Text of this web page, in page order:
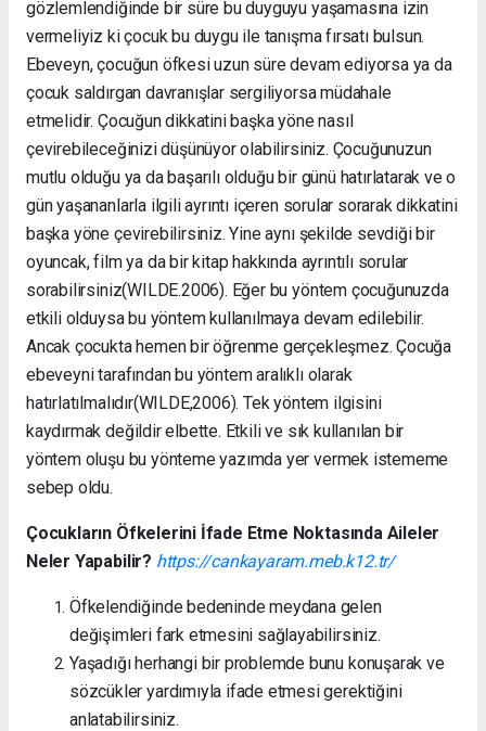
gözlemlendiğinde bir süre bu duyguyu yaşamasına izin
vermeliyiz ki çocuk bu duygu ile tanışma fırsatı bulsun.
Ebeveyn, çocuğun öfkesi uzun süre devam ediyorsa ya da
çocuk saldırgan davranışlar sergiliyorsa müdahale
etmelidir. Çocuğun dikkatini başka yöne nasıl
çevirebileceğinizi düşünüyor olabilirsiniz. Çocuğunuzun
mutlu olduğu ya da başarılı olduğu bir günü hatırlatarak ve o
gün yaşananlarla ilgili ayrıntı içeren sorular sorarak dikkatini
başka yöne çevirebilirsiniz. Yine aynı şekilde sevdiği bir
oyuncak, film ya da bir kitap hakkında ayrıntılı sorular
sorabilirsiniz(WILDE.2006). Eğer bu yöntem çocuğunuzda
etkili olduysa bu yöntem kullanılmaya devam edilebilir.
Ancak çocukta hemen bir öğrenme gerçekleşmez. Çocuğa
ebeveyni tarafından bu yöntem aralıklı olarak
hatırlatılmalıdır(WILDE,2006). Tek yöntem ilgisini
kaydırmak değildir elbette. Etkili ve sık kullanılan bir
yöntem oluşu bu yönteme yazımda yer vermek istememe
sebep oldu.
Çocukların Öfkelerini İfade Etme Noktasında Aileler
Neler Yapabilir? https://cankayaram.meb.k12.tr/
Öfkelendiğinde bedeninde meydana gelen
değişimleri fark etmesini sağlayabilirsiniz.
Yaşadığı herhangi bir problemde bunu konuşarak ve
sözcükler yardımıyla ifade etmesi gerektiğini
anlatabilirsiniz.